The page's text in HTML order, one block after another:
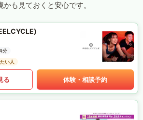
も見ておくと安心です。
分
い人
る 体験・相談予約